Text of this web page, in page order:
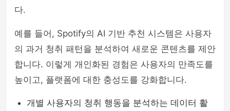
다.
예를 들어, Spotify의 AI 기반 추천 시스템은 사용자
의 과거 청취 패턴을 분석하여 새로운 콘텐츠를 제안
합니다. 이렇게 개인화된 경험은 사용자의 만족도를
높이고, 플랫폼에 대한 충성도를 강화합니다.
개별 사용자의 청취 행동을 분석하는 데이터 활